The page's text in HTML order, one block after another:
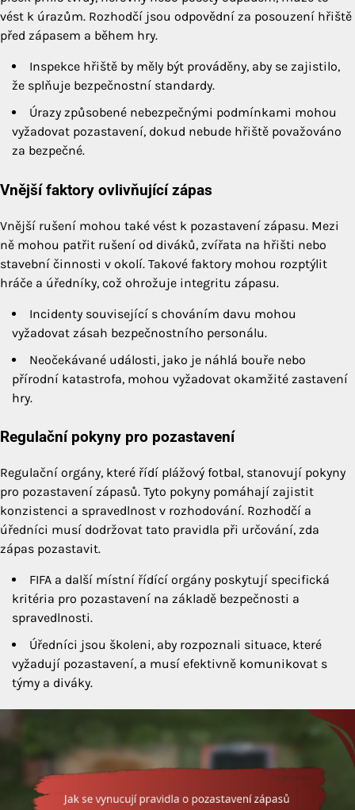
vést k úrazům. Rozhodčí jsou odpovědní za posouzení hřiště
před zápasem a během hry.
Inspekce hřiště by měly být prováděny, aby se zajistilo,
že splňuje bezpečnostní standardy.
Úrazy způsobené nebezpečnými podmínkami mohou
vyžadovat pozastavení, dokud nebude hřiště považováno
za bezpečné.
Vnější faktory ovlivňující zápas
Vnější rušení mohou také vést k pozastavení zápasu. Mezi
ně mohou patřit rušení od diváků, zvířata na hřišti nebo
stavební činnosti v okolí. Takové faktory mohou rozptýlit
hráče a úředníky, což ohrožuje integritu zápasu.
Incidenty související s chováním davu mohou
vyžadovat zásah bezpečnostního personálu.
Neočekávané události, jako je náhlá bouře nebo
přírodní katastrofa, mohou vyžadovat okamžité zastavení
hry.
Regulační pokyny pro pozastavení
Regulační orgány, které řídí plážový fotbal, stanovují pokyny
pro pozastavení zápasů. Tyto pokyny pomáhají zajistit
konzistenci a spravedlnost v rozhodování. Rozhodčí a
úředníci musí dodržovat tato pravidla při určování, zda
zápas pozastavit.
FIFA a další místní řídící orgány poskytují specifická
kritéria pro pozastavení na základě bezpečnosti a
spravedlnosti.
Úředníci jsou školeni, aby rozpoznali situace, které
vyžadují pozastavení, a musí efektivně komunikovat s
týmy a diváky.